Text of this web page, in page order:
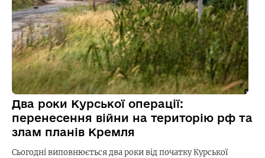
Два роки Курської операції:
перенесення війни на територію рф та
злам планів Кремля
Сьогодні виповнюється два роки від початку Курської